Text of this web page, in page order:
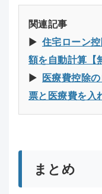
関連記事
▶︎ 住宅ローン
額を自動計算【
▶︎ 医療費控除
票と医療費を入
まとめ